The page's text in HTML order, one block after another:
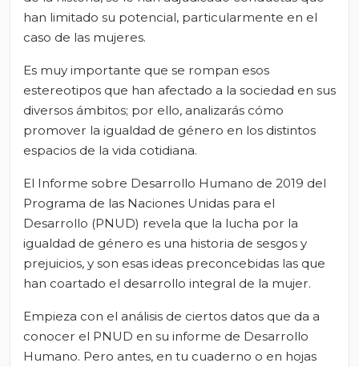
han limitado su potencial, particularmente en el
caso de las mujeres.
Es muy importante que se rompan esos
estereotipos que han afectado a la sociedad en sus
diversos ámbitos; por ello, analizarás cómo
promover la igualdad de género en los distintos
espacios de la vida cotidiana.
El Informe sobre Desarrollo Humano de 2019 del
Programa de las Naciones Unidas para el
Desarrollo (PNUD) revela que la lucha por la
igualdad de género es una historia de sesgos y
prejuicios, y son esas ideas preconcebidas las que
han coartado el desarrollo integral de la mujer.
Empieza con el análisis de ciertos datos que da a
conocer el PNUD en su informe de Desarrollo
Humano. Pero antes, en tu cuaderno o en hojas